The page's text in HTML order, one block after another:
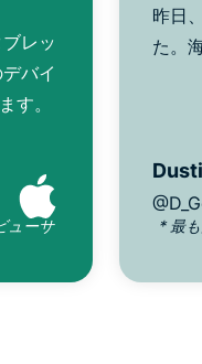
レッ
バイ
す。
ューサ
昨日
た。
* 最